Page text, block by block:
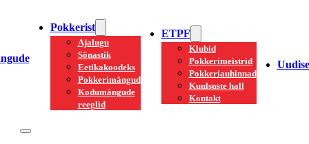
Pokkerist
Ajalugu
Sõnastik
Eetikakoodeks
Pokkerimängud
Kodumängude
reeglid
ETPF
Klubid
Pokkerimeistrid
Pokkeriauhinnad
Kuulsuste hall
Kontakt